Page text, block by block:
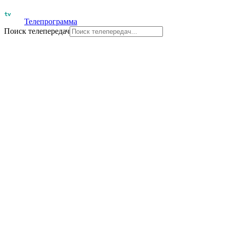
Телепрограмма
Поиск телепередач